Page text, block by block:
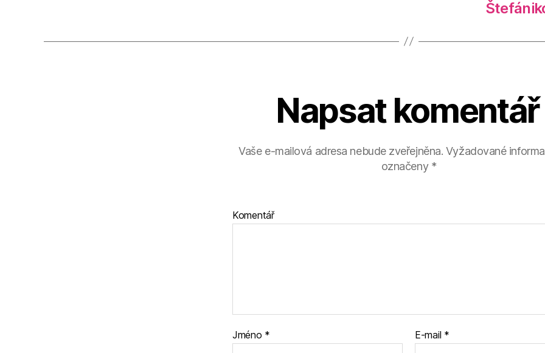
Napsat komentář
Vaše e-mailová adresa nebude zveřejněna. Vyžadované
označeny *
Komentář
Jméno * E-mail *